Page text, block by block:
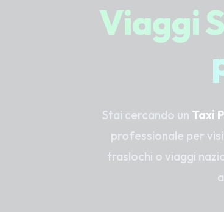
Viaggi
Stai cercando un Taxi
professionale per
traslochi o viaggi